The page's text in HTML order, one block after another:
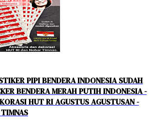
PIPI BENDERA INDONESIA SUDAH
BENDERA MERAH PUTIH INDONESIA -
HUT RI AGUSTUS AGUSTUSAN -